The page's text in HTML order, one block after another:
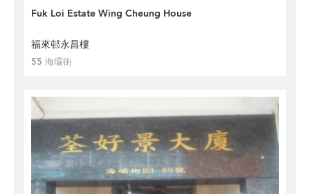
Fuk Loi Estate Wing Cheung House
福來邨永昌樓
55 海壩街